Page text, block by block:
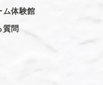
ム体験館
質問